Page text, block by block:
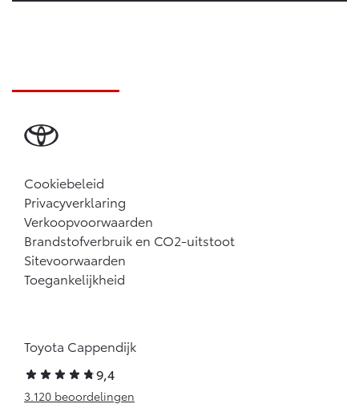
Cookiebeleid
Privacyverklaring
Verkoopvoorwaarden
Brandstofverbruik en CO2-uitstoot
Sitevoorwaarden
Toegankelijkheid
Toyota Cappendijk
9,4
3.120 beoordelingen